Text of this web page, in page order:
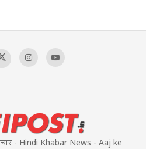
- Hindi Khabar News - Aaj ke